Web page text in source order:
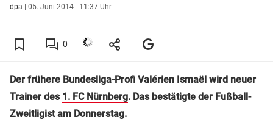
dpa | 05. Juni 2014 - 11:37 Uhr
0
Der frühere Bundesliga-Profi Valérien Ismaël wird neuer
Trainer des 1. FC Nürnberg. Das bestätigte der Fußball-
Zweitligist am Donnerstag.